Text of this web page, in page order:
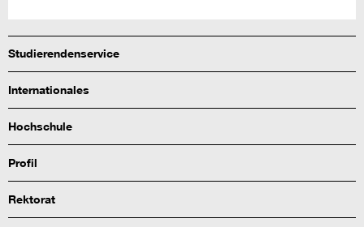
Studierendenservice
Internationales
Hochschule
Profil
Rektorat